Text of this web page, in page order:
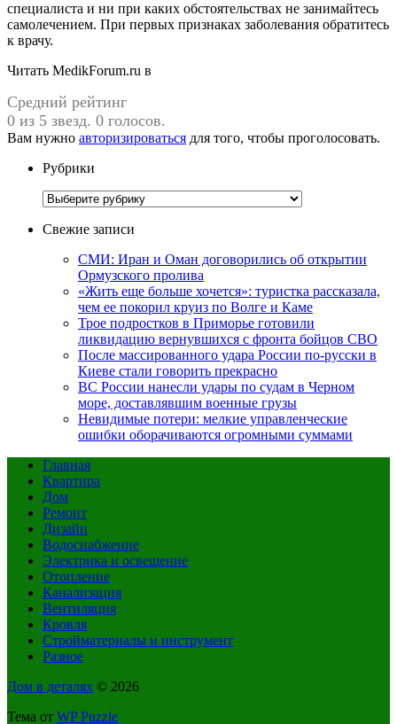
специалиста и ни при каких обстоятельствах не занимайтесь
самолечением. При первых признаках заболевания обратитесь
к врачу.
Читать MedikForum.ru в
Средний рейтинг
0 из 5 звезд. 0 голосов.
Вам нужно авторизироваться для того, чтобы проголосовать.
Рубрики
Рубрики
Свежие записи
СМИ: Иран и Оман договорились об открытии
Ормузского пролива
«Жить еще больше хочется»: туристка рассказала,
чем ее покорил круиз по Волге и Каме
Трое подростков в Приморье готовили
ликвидацию вернувшихся с фронта бойцов СВО
После массированного удара России по-русски в
Киеве стали говорить прекрасно
ВС России нанесли удары по судам в Черном
море, доставлявшим военные грузы
Невидимые потери: мелкие управленческие
ошибки оборачиваются огромными суммами
Главная
Квартира
Дом
Ремонт
Дизайн
Водоснабжение
Электрика и освещение
Отопление
Канализация
Вентиляция
Кровля
Стройматериалы и инструмент
Разное
Дом в деталях © 2026
Тема от WP Puzzle